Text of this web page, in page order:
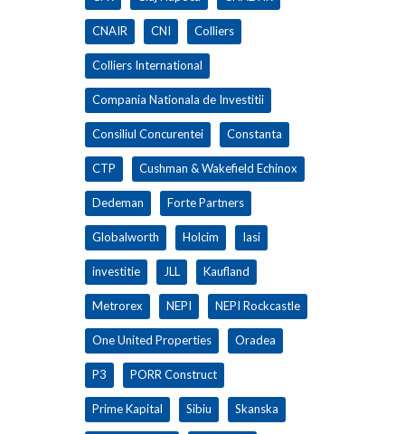
CNAIR CNI Colliers
Colliers International
Compania Nationala de Investitii
Consiliul Concurentei Constanta
CTP Cushman & Wakefield Echinox
Dedeman Forte Partners
Globalworth Holcim Iasi
investitie JLL Kaufland
Metrorex NEPI NEPI Rockcastle
One United Properties Oradea
P3 PORR Construct
Prime Kapital Sibiu Skanska